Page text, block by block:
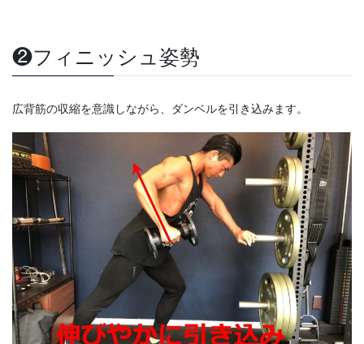
❷フィニッシュ姿勢
広背筋の収縮を意識しながら、ダンベルを引き込みます。